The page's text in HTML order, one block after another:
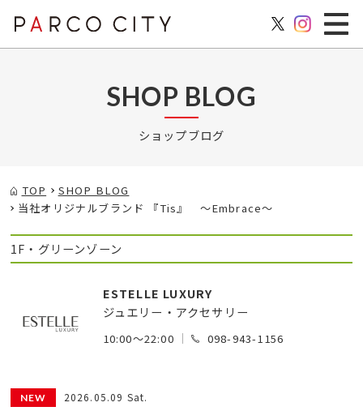
SHOP BLOG
ショップブログ
TOP
SHOP BLOG
当社オリジナルブランド 『Tis』 ～Embrace～
1F・グリーンゾーン
ESTELLE LUXURY
ジュエリー・アクセサリー
10:00～22:00 098-943-1156
2026.05.09 Sat.